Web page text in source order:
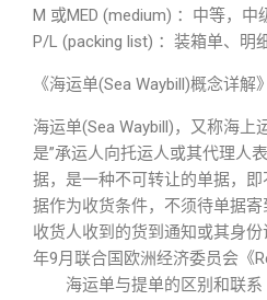
M 或MED (medium) ：中等，中
P/L (packing list) ：装箱单、明
《海运单(Sea Waybill)概念详解》
海运单(Sea Waybill)，又称海上
是”承运人向托运人或其代理人
据，是一种不可转让的单据，
据作为收货条件，不须待单据
收货人收到的货到通知或其身
年9月联合国欧洲经济委员会《
海运单与提单的区别和联系